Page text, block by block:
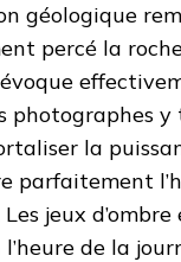
géologique
percé la
photographes
la
parfaitement
jeux
de la